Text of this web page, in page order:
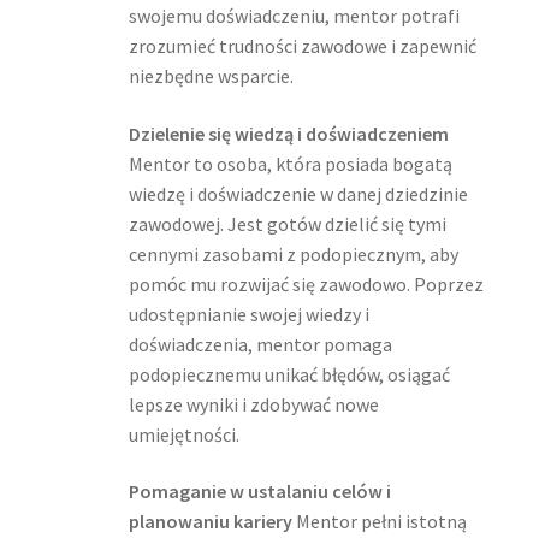
swojemu doświadczeniu, mentor potrafi
zrozumieć trudności zawodowe i zapewnić
niezbędne wsparcie.
Dzielenie się wiedzą i doświadczeniem
Mentor to osoba, która posiada bogatą
wiedzę i doświadczenie w danej dziedzinie
zawodowej. Jest gotów dzielić się tymi
cennymi zasobami z podopiecznym, aby
pomóc mu rozwijać się zawodowo. Poprzez
udostępnianie swojej wiedzy i
doświadczenia, mentor pomaga
podopiecznemu unikać błędów, osiągać
lepsze wyniki i zdobywać nowe
umiejętności.
Pomaganie w ustalaniu celów i
planowaniu kariery Mentor pełni istotną